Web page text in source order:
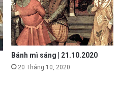
Bánh mì sáng | 21.10.2020
20 Tháng 10, 2020